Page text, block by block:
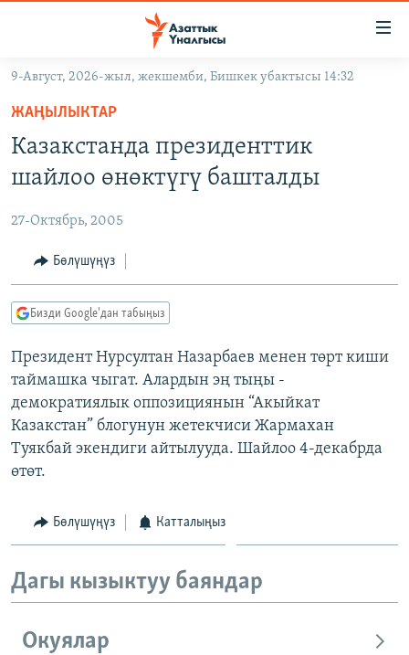
Навигацияга
өтүңүз
Издөөгө
салыңыз
ЭКОНОМИКА
МАДАНИЯТ
БОРБОР АЗИЯ
АТАЙЫН ИЛИКТӨӨ
ТВ ПРОГРАММАЛАР
ЭКСПЕРТТЕР ТАЛДАЙТ
БИЗ ЖАНА ДҮЙНӨ
ЭЖЕ-СИҢДИЛЕР
ӨЗГӨЧӨ ПИКИР
Русский
ОНЛАЙН ШЕРИНЕ
ЭЕ/АРнун бардык сайттары
9-Август, 2026-жыл, жекшемби, Бишкек убактысы 14:32
ЖАҢЫЛЫКТАР
Казакстанда президенттик
шайлоо өнөктүгү башталды
27-Октябрь, 2005
Бөлүшүңүз
Бизди Google'дан табыңыз
Президент Нурсултан Назарбаев менен төрт киши
таймашка чыгат. Алардын эң тыңы -
демократиялык оппозициянын “Акыйкат
Казакстан” блогунун жетекчиси Жармахан
Туякбай экендиги айтылууда. Шайлоо 4-декабрда
өтөт.
Бөлүшүңүз Катталыңыз
Дагы кызыктуу баяндар
Окуялар